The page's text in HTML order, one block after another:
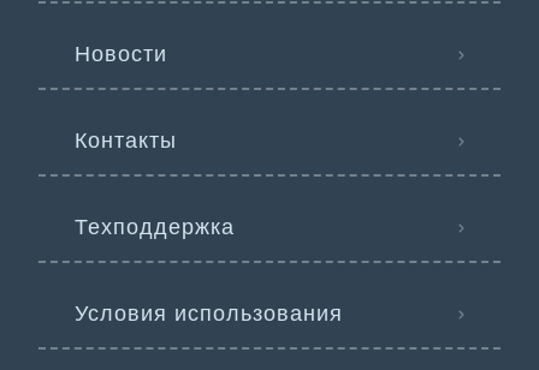
Новости
Контакты
Техподдержка
Условия использования